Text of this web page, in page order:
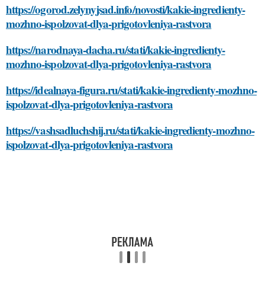
https://ogorod.zelynyjsad.info/novosti/kakie-ingredienty-
mozhno-ispolzovat-dlya-prigotovleniya-rastvora
https://narodnaya-dacha.ru/stati/kakie-ingredienty-
mozhno-ispolzovat-dlya-prigotovleniya-rastvora
https://idealnaya-figura.ru/stati/kakie-ingredienty-mozhno-
ispolzovat-dlya-prigotovleniya-rastvora
https://vashsadluchshij.ru/stati/kakie-ingredienty-mozhno-
ispolzovat-dlya-prigotovleniya-rastvora